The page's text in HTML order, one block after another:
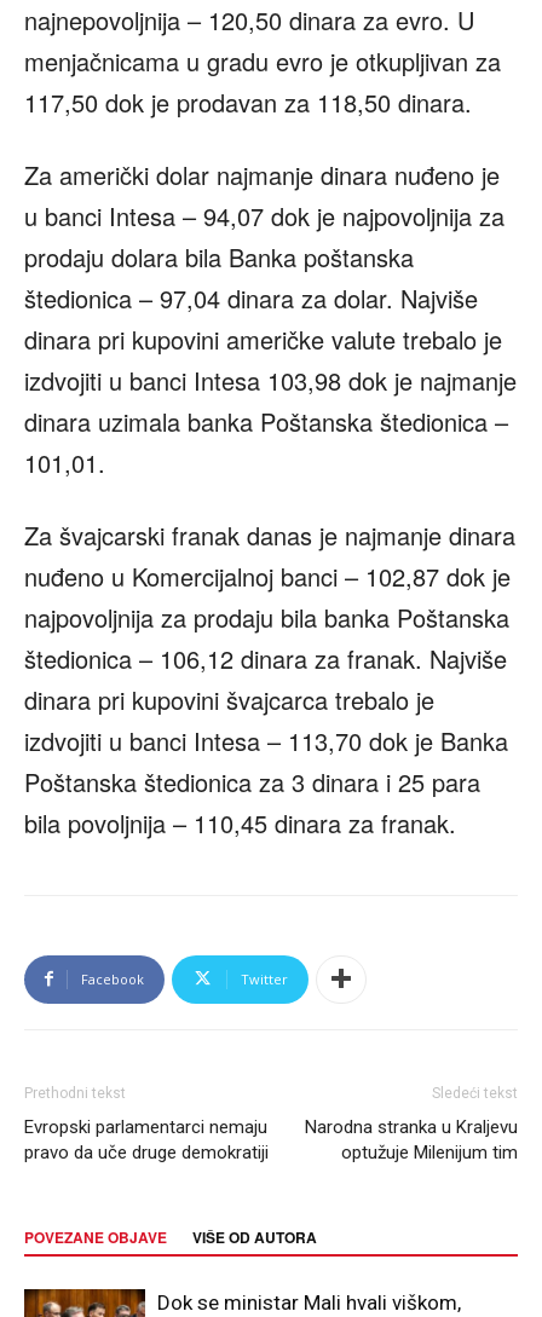
najnepovoljnija – 120,50 dinara za evro. U
menjačnicama u gradu evro je otkupljivan za
117,50 dok je prodavan za 118,50 dinara.
Za američki dolar najmanje dinara nuđeno je
u banci Intesa – 94,07 dok je najpovoljnija za
prodaju dolara bila Banka poštanska
štedionica – 97,04 dinara za dolar. Najviše
dinara pri kupovini američke valute trebalo je
izdvojiti u banci Intesa 103,98 dok je najmanje
dinara uzimala banka Poštanska štedionica –
101,01.
Za švajcarski franak danas je najmanje dinara
nuđeno u Komercijalnoj banci – 102,87 dok je
najpovoljnija za prodaju bila banka Poštanska
štedionica – 106,12 dinara za franak. Najviše
dinara pri kupovini švajcarca trebalo je
izdvojiti u banci Intesa – 113,70 dok je Banka
Poštanska štedionica za 3 dinara i 25 para
bila povoljnija – 110,45 dinara za franak.
Facebook Twitter
Prethodni tekst
Evropski parlamentarci nemaju
pravo da uče druge demokratiji
Sledeći tekst
Narodna stranka u Kraljevu
optužuje Milenijum tim
POVEZANE OBJAVE VIŠE OD AUTORA
Dok se ministar Mali hvali viškom,